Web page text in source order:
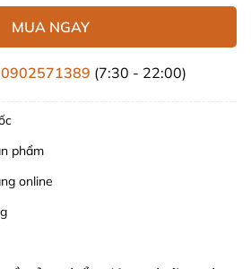
MUA NGAY
0902571389 (7:30 - 22:00)
phẩm
online